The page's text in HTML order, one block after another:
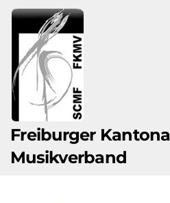
Zum Hauptinhalt springen
Freiburger
Musikverband